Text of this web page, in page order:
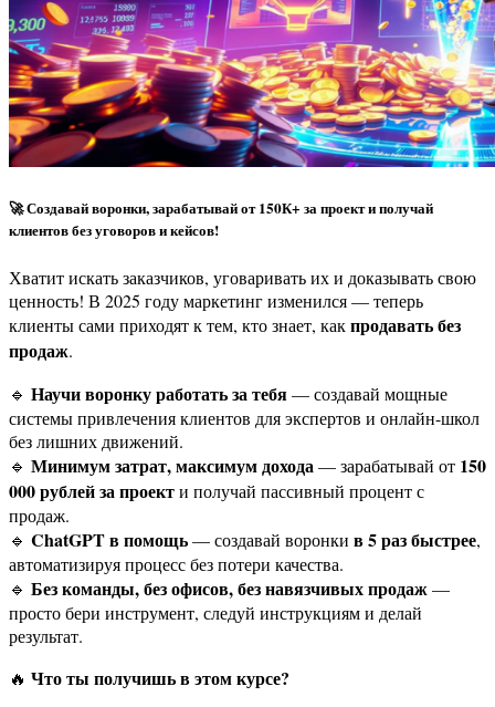
🚀 Создавай воронки, зарабатывай от 150К+ за проект и получай
клиентов без уговоров и кейсов!
Хватит искать заказчиков, уговаривать их и доказывать свою
ценность! В 2025 году маркетинг изменился — теперь
клиенты сами приходят к тем, кто знает, какпродавать без
продаж.
🔹 Научи воронку работать за тебя— создавай мощные
системы привлечения клиентов для экспертов и онлайн-школ
без лишних движений.
🔹 Минимум затрат, максимум дохода— зарабатывай от 150
000 рублей за проекти получай пассивный процент с
продаж.
🔹 ChatGPT в помощь— создавай воронки в 5 раз быстрее,
автоматизируя процесс без потери качества.
🔹 Без команды, без офисов, без навязчивых продаж—
просто бери инструмент, следуй инструкциям и делай
результат.
🔥 Что ты получишь в этом курсе?